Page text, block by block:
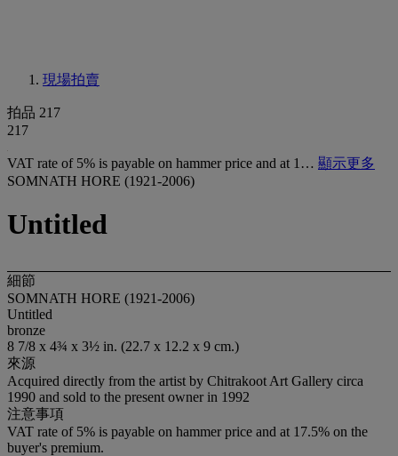
現場拍賣
拍品 217
217
VAT rate of 5% is payable on hammer price and at 1… 顯示更多
SOMNATH HORE (1921-2006)
Untitled
細節
SOMNATH HORE (1921-2006)
Untitled
bronze
8 7/8 x 4¾ x 3½ in. (22.7 x 12.2 x 9 cm.)
來源
Acquired directly from the artist by Chitrakoot Art Gallery circa
1990 and sold to the present owner in 1992
注意事項
VAT rate of 5% is payable on hammer price and at 17.5% on the
buyer's premium.